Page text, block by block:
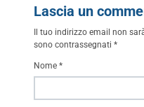
Lascia un
Il tuo indirizzo email non
sono contrassegnati *
Nome *